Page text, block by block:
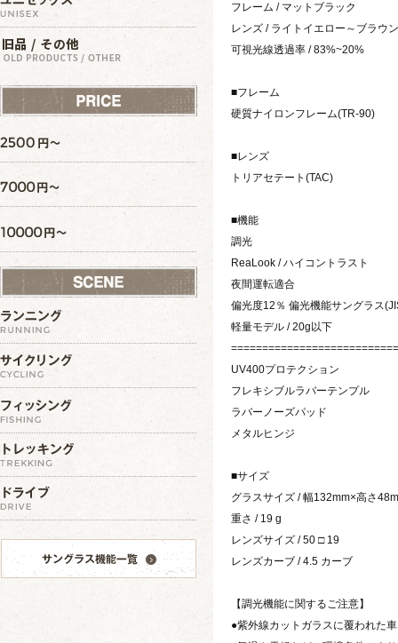
フレーム / マットブラック
レンズ / ライトイエロー～ブラウン
可視光線透過率 / 83%~20%
■フレーム
硬質ナイロンフレーム(TR-90)
■レンズ
トリアセテート(TAC)
■機能
調光
ReaLook / ハイコントラスト
夜間運転適合
偏光度12％ 偏光機能サングラス
軽量モデル / 20g以下
UV400プロテクション
フレキシブルラバーテンプル
ラバーノーズパッド
メタルヒンジ
■サイズ
グラスサイズ / 幅132mm×高さ48m
重さ / 19 g
レンズサイズ / 50 □ 19
レンズカーブ / 4.5 カーブ
【調光機能に関するご注意】
●紫外線カットガラスに覆われた